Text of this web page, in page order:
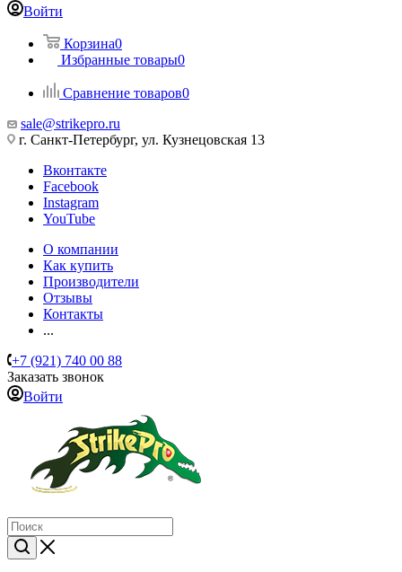
Войти
Корзина0
Избранные товары0
Сравнение товаров0
sale@strikepro.ru
г. Санкт-Петербург, ул. Кузнецовская 13
Вконтакте
Facebook
Instagram
YouTube
О компании
Как купить
Производители
Отзывы
Контакты
...
+7 (921) 740 00 88
Заказать звонок
Войти